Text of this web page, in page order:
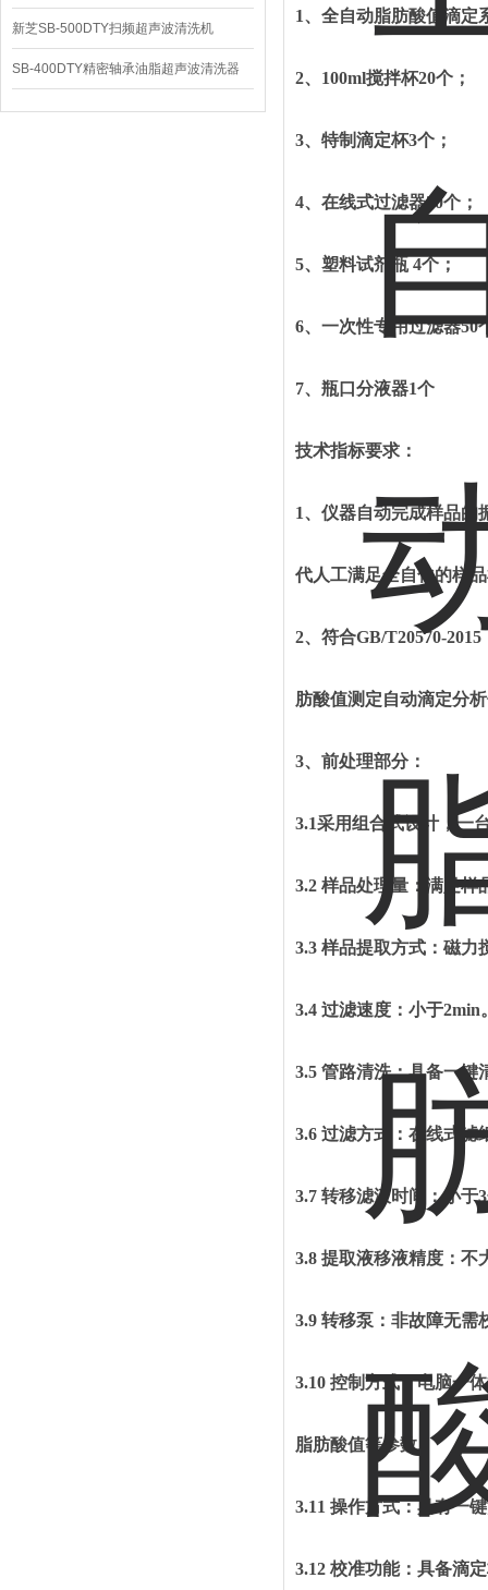
新芝SB-500DTY扫频超声波清洗机
SB-400DTY精密轴承油脂超声波清洗器
1、 全自动脂肪酸值滴定
2、 100ml搅拌杯20个；
3、 特制滴定杯3个；
4、 在线式过滤器20个；
5、 塑料试剂瓶 4个；
6、 一次性专用过滤器50
7、 瓶口分液器1个
技术指标要求：
1、仪器自动完成样品的
代人工满足全自化的样
2、符合GB/T20570-
肪酸值测定自动滴定分
3、前处理部分：
3.1采用组合式设计，一
3.2 样品处理量：满足样
3.3 样品提取方式：磁力
3.4 过滤速度：小于2min
3.5 管路清洗：具备一键
3.6 过滤方式：在线式滤
3.7 转移滤液时间：小于
3.8 提取液移液精度：不
3.9 转移泵：非故障无需
3.10 控制方式：电脑一
脂肪酸值等参数。
3.11 操作方式：具有一
3.12 校准功能：具备滴